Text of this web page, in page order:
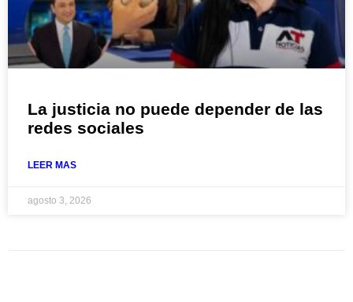
La justicia no puede depender de las
redes sociales
LEER MAS
agosto 3, 2026